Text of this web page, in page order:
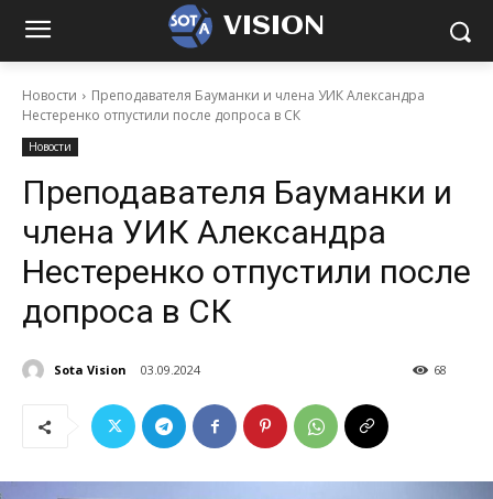
VISION
Новости
Преподавателя Бауманки и члена УИК Александра
Нестеренко отпустили после допроса в СК
Новости
Преподавателя Бауманки и
члена УИК Александра
Нестеренко отпустили после
допроса в СК
Sota Vision 03.09.2024 68